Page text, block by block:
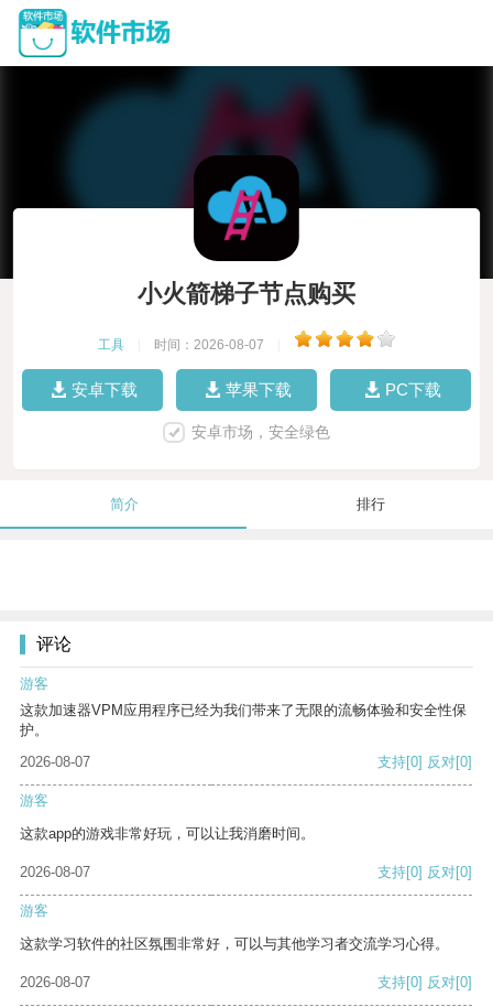
小火箭梯子节点购买
工具 时间：2026-08-07
安卓下载 苹果下载 PC下载
安卓市场，安全绿色
简介 排行
评论
游客
这款加速器VPM应用程序已经为我们带来了无限的流畅体验和安全性保
护。
2026-08-07
支持[0] 反对[0]
游客
这款app的游戏非常好玩，可以让我消磨时间。
2026-08-07 支持[0] 反对[0]
游客
这款学习软件的社区氛围非常好，可以与其他学习者交流学习心得。
2026-08-07 支持[0] 反对[0]